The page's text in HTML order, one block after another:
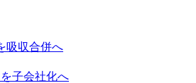
吸収合併へ
子会社化へ